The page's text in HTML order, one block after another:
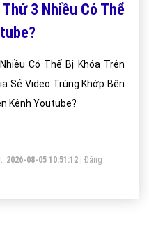
3 Nhiều Có Thể
Có Thể Bị Khóa Trên
Sẻ Video Trùng Khớp Bên
Kênh Youtube?
2026-08-05 10:51:12
Đăng